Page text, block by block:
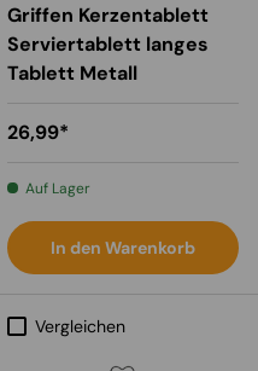
Griffen Kerzentablett
Serviertablett langes
Tablett Metall
Normaler Preis
26,99*
Auf Lager
In den Warenkorb
Vergleichen